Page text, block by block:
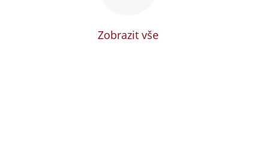
Zobrazit vše